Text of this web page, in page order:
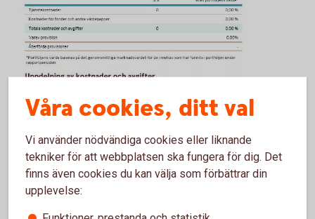
Våra cookies, ditt val
Vi använder nödvändiga cookies eller liknande
tekniker för att webbplatsen ska fungera för dig. Det
finns även cookies du kan välja som förbättrar din
upplevelse: